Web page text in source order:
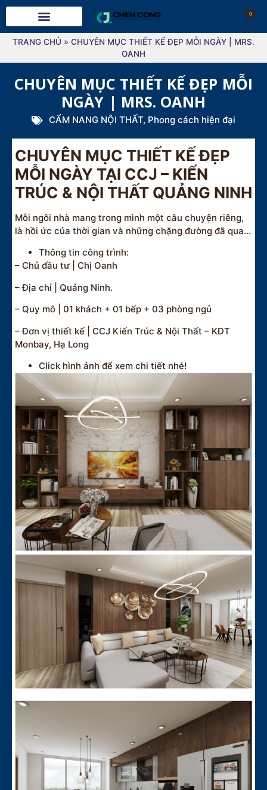
0
TRANG CHỦ » CHUYÊN MỤC THIẾT KẾ ĐẸP MỖI NGÀY | MRS.
OANH
CHUYÊN MỤC THIẾT KẾ ĐẸP MỖI
NGÀY | MRS. OANH
CẨM NANG NỘI THẤT, Phong cách hiện đại
CHUYÊN MỤC THIẾT KẾ ĐẸP
MỖI NGÀY TẠI CCJ – KIẾN
TRÚC & NỘI THẤT QUẢNG NINH
Mỗi ngôi nhà mang trong mình một câu chuyện riêng,
là hồi ức của thời gian và những chặng đường đã qua…
Thông tin công trình:
– Chủ đầu tư | Chị Oanh
– Địa chỉ | Quảng Ninh.
– Quy mô | 01 khách + 01 bếp + 03 phòng ngủ
– Đơn vị thiết kế | CCJ Kiến Trúc & Nội Thất – KĐT
Monbay, Hạ Long
Click hình ảnh để xem chi tiết nhé!